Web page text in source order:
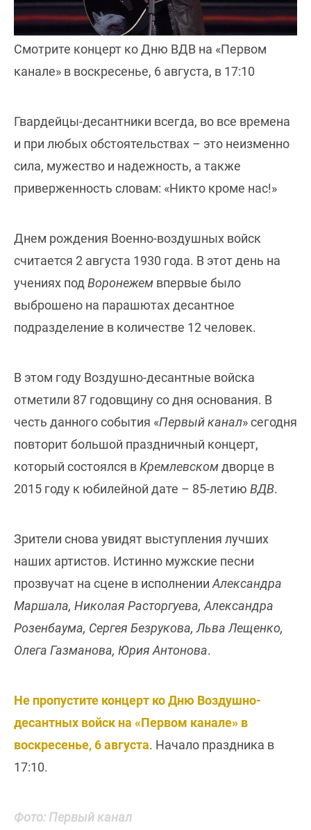
Смотрите концерт ко Дню ВДВ на «Первом
канале» в воскресенье, 6 августа, в 17:10
Гвардейцы-десантники всегда, во все времена
и при любых обстоятельствах – это неизменно
сила, мужество и надежность, а также
приверженность словам: «Никто кроме нас!»
Днем рождения Военно-воздушных войск
считается 2 августа 1930 года. В этот день на
учениях под Воронежем впервые было
выброшено на парашютах десантное
подразделение в количестве 12 человек.
В этом году Воздушно-десантные войска
отметили 87 годовщину со дня основания. В
честь данного события «Первый канал» сегодня
повторит большой праздничный концерт,
который состоялся вКремлевскомдворце в
2015 году к юбилейной дате – 85-летию ВДВ.
Зрители снова увидят выступления лучших
наших артистов. Истинно мужские песни
прозвучат на сцене в исполнении Александра
Маршала, Николая Расторгуева, Александра
Розенбаума, Сергея Безрукова, Льва Лещенко,
Олега Газманова, Юрия Антонова.
Не пропустите концерт ко Дню Воздушно-
десантных войск на «Первом канале» в
воскресенье, 6 августа. Начало праздника в
17:10.
Фото: Первый канал